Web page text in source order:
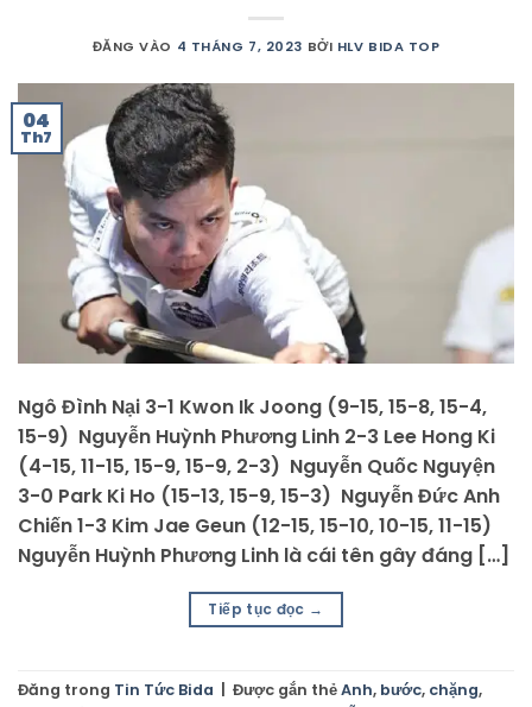
ĐĂNG VÀO 4 THÁNG 7, 2023 BỞI HLV BIDA TOP
04
Th7
Ngô Đình Nại 3-1 Kwon Ik Joong (9-15, 15-8, 15-4,
15-9) Nguyễn Huỳnh Phương Linh 2-3 Lee Hong Ki
(4-15, 11-15, 15-9, 15-9, 2-3) Nguyễn Quốc Nguyện
3-0 Park Ki Ho (15-13, 15-9, 15-3) Nguyễn Đức Anh
Chiến 1-3 Kim Jae Geun (12-15, 15-10, 10-15, 11-15)
Nguyễn Huỳnh Phương Linh là cái tên gây đáng […]
Tiếp tục đọc →
Đăng trong Tin Tức Bida Được gắn thẻAnh, bước, chặng,